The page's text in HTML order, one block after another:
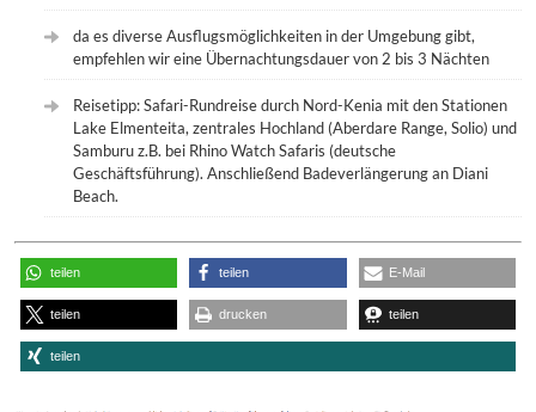
da es diverse Ausflugsmöglichkeiten in der Umgebung gibt,
empfehlen wir eine Übernachtungsdauer von 2 bis 3 Nächten
Reisetipp: Safari-Rundreise durch Nord-Kenia mit den Stationen
Lake Elmenteita, zentrales Hochland (Aberdare Range, Solio) und
Samburu z.B. bei Rhino Watch Safaris (deutsche
Geschäftsführung). Anschließend Badeverlängerung an Diani
Beach.
teilen teilen E-Mail
teilen drucken teilen
teilen